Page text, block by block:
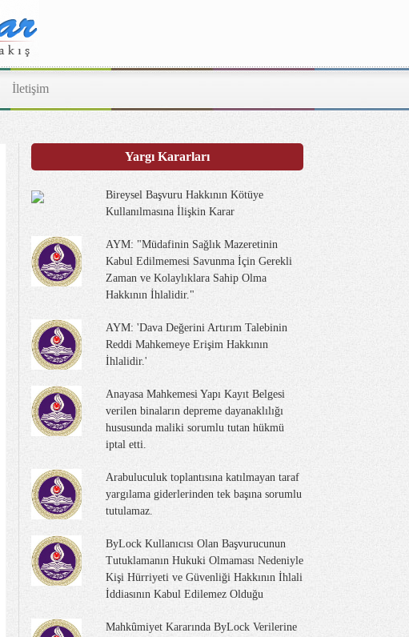
İletişim
Yargı Kararları
Bireysel Başvuru Hakkının Kötüye
Kullanılmasına İlişkin Karar
AYM: "Müdafinin Sağlık Mazeretinin
Kabul Edilmemesi Savunma İçin Gerekli
Zaman ve Kolaylıklara Sahip Olma
Hakkının İhlalidir."
AYM: 'Dava Değerini Artırım Talebinin
Reddi Mahkemeye Erişim Hakkının
İhlalidir.'
Anayasa Mahkemesi Yapı Kayıt Belgesi
verilen binaların depreme dayanaklılığı
hususunda maliki sorumlu tutan hükmü
iptal etti.
Arabuluculuk toplantısına katılmayan taraf
yargılama giderlerinden tek başına sorumlu
tutulamaz.
ByLock Kullanıcısı Olan Başvurucunun
Tutuklamanın Hukuki Olmaması Nedeniyle
Kişi Hürriyeti ve Güvenliği Hakkının İhlali
İddiasının Kabul Edilemez Olduğu
Mahkûmiyet Kararında ByLock Verilerine